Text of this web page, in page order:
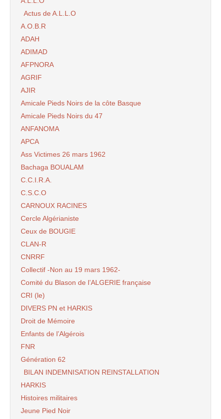
Actus de A.L.L.O
A.O.B.R
ADAH
ADIMAD
AFPNORA
AGRIF
AJIR
Amicale Pieds Noirs de la côte Basque
Amicale Pieds Noirs du 47
ANFANOMA
APCA
Ass Victimes 26 mars 1962
Bachaga BOUALAM
C.C.I.R.A.
C.S.C.O
CARNOUX RACINES
Cercle Algérianiste
Ceux de BOUGIE
CLAN-R
CNRRF
Collectif -Non au 19 mars 1962-
Comité du Blason de l’ALGERIE française
CRI (le)
DIVERS PN et HARKIS
Droit de Mémoire
Enfants de l’Algérois
FNR
Génération 62
BILAN INDEMNISATION REINSTALLATION
HARKIS
Histoires militaires
Jeune Pied Noir